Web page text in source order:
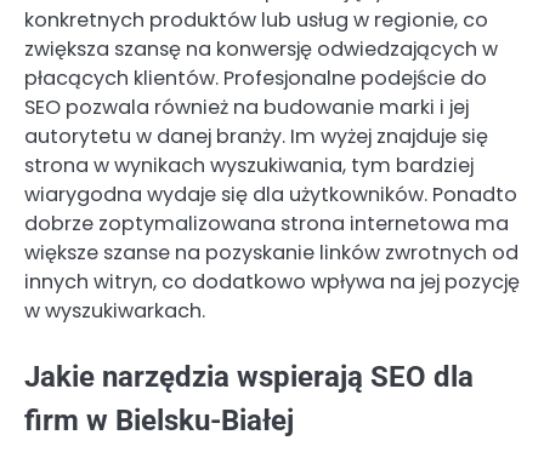
konkretnych produktów lub usług w regionie, co
zwiększa szansę na konwersję odwiedzających w
płacących klientów. Profesjonalne podejście do
SEO pozwala również na budowanie marki i jej
autorytetu w danej branży. Im wyżej znajduje się
strona w wynikach wyszukiwania, tym bardziej
wiarygodna wydaje się dla użytkowników. Ponadto
dobrze zoptymalizowana strona internetowa ma
większe szanse na pozyskanie linków zwrotnych od
innych witryn, co dodatkowo wpływa na jej pozycję
w wyszukiwarkach.
Jakie narzędzia wspierają SEO dla
firm w Bielsku-Białej